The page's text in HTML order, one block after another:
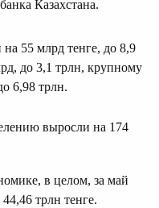
Казахстана.
55 млрд тенге, до 8,9
до 3,1 трлн, крупному
6,98 трлн.
выросли на 174
в целом, за май
трлн тенге.